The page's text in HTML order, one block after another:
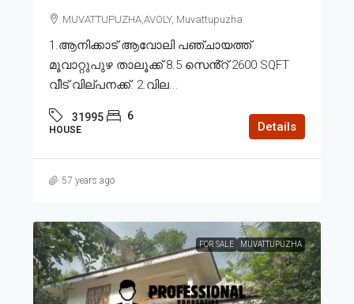
MUVATTUPUZHA,AVOLY, Muvattupuzha
1.ആനിക്കാട് ആവോലി പഞ്ചായത്ത്
മൂവാറ്റുപുഴ താലൂക്ക് 8.5 സെൻ്റ് 2600 SQFT
വീട് വില്പനക്ക്. 2.വില...
31995 6
HOUSE Details
57 years ago
FOR SALE MUVATTUPUZHA